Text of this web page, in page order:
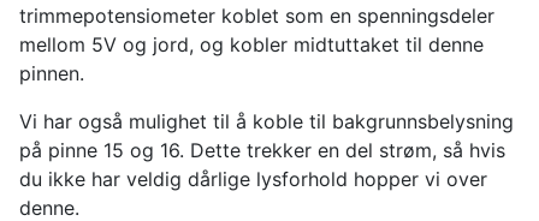
trimmepotensiometer koblet som en spenningsdeler
mellom 5V og jord, og kobler midtuttaket til denne
pinnen.
Vi har også mulighet til å koble til bakgrunnsbelysning
på pinne 15 og 16. Dette trekker en del strøm, så hvis
du ikke har veldig dårlige lysforhold hopper vi over
denne.